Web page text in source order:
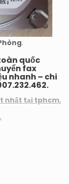
.
quốc
fax
nhanh – chi
nhất tại tphcm.